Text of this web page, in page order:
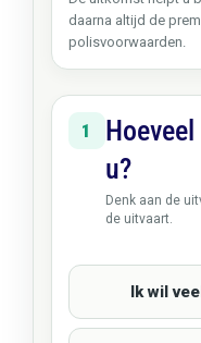
daarna altijd de
polisvoorwaarden.
1
u?
Denk aan de
de uitvaart.
Ik wil